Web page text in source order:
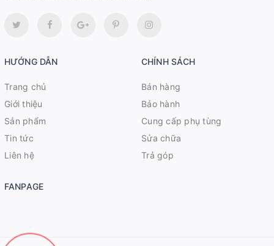
HƯỚNG DẪN
Trang chủ
Giới thiệu
Sản phẩm
Tin tức
Liên hệ
CHÍNH SÁCH
Bán hàng
Bảo hành
Cung cấp phụ tùng
Sửa chữa
Trả góp
FANPAGE